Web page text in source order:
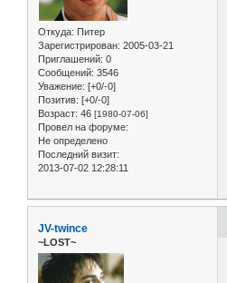
Откуда: Питер
Зарегистрирован: 2005-03-21
Приглашений: 0
Сообщений: 3546
Уважение: [+0/-0]
Позитив: [+0/-0]
Возраст: 46 [1980-07-06]
Провел на форуме:
Не определено
Последний визит:
2013-07-02 12:28:11
JV-twince
~LOST~